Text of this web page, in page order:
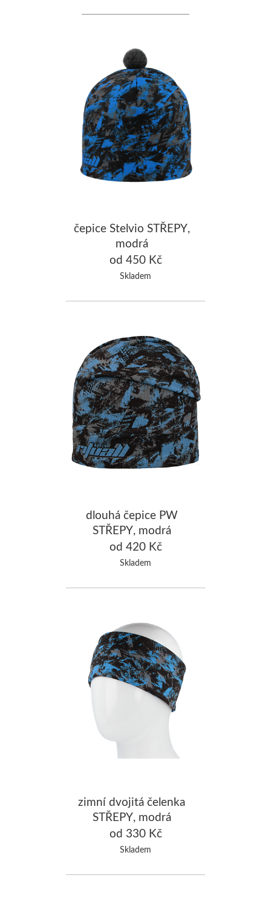
čepice Stelvio STŘEPY,
modrá
od 450 Kč
Skladem
dlouhá čepice PW
STŘEPY, modrá
od 420 Kč
Skladem
zimní dvojitá čelenka
STŘEPY, modrá
od 330 Kč
Skladem